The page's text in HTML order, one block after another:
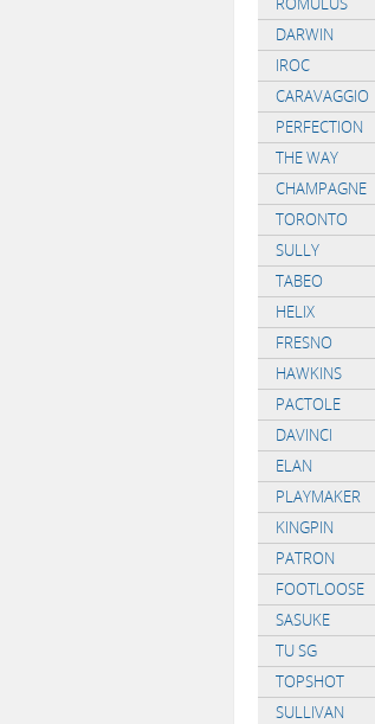
DARWIN
IROC
CARAVAGGIO
PERFECTION
THE WAY
CHAMPAGNE
TORONTO
SULLY
TABEO
HELIX
FRESNO
HAWKINS
PACTOLE
DAVINCI
ELAN
PLAYMAKER
KINGPIN
PATRON
FOOTLOOSE
SASUKE
TU SG
TOPSHOT
SULLIVAN